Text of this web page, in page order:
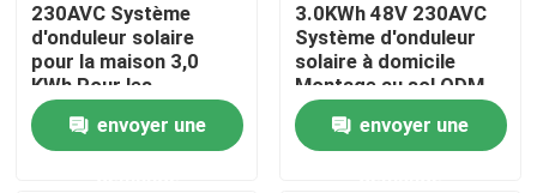
Produits
vidéos
230AVC Système
d'onduleur solaire
pour la maison 3,0
KWh Pour les
appareils
électroniques
ménagers
envoyer une
3.0KWh 48V 230AVC
Système d'onduleur
solaire à domicile
Montage au sol ODM
envoyer une